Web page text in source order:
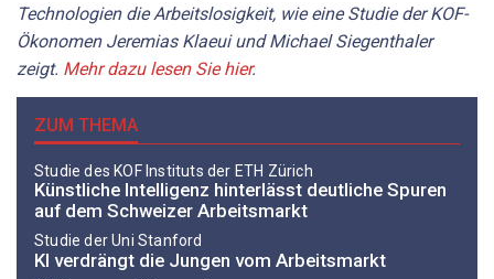
Technologien die Arbeitslosigkeit, wie eine Studie der KOF-
Ökonomen Jeremias Klaeui und Michael Siegenthaler
zeigt. Mehr dazu lesen Sie hier.
ZUM THEMA
Studie des KOF Instituts der ETH Zürich
Künstliche Intelligenz hinterlässt deutliche Spuren
auf dem Schweizer Arbeitsmarkt
Studie der Uni Stanford
KI verdrängt die Jungen vom Arbeitsmarkt